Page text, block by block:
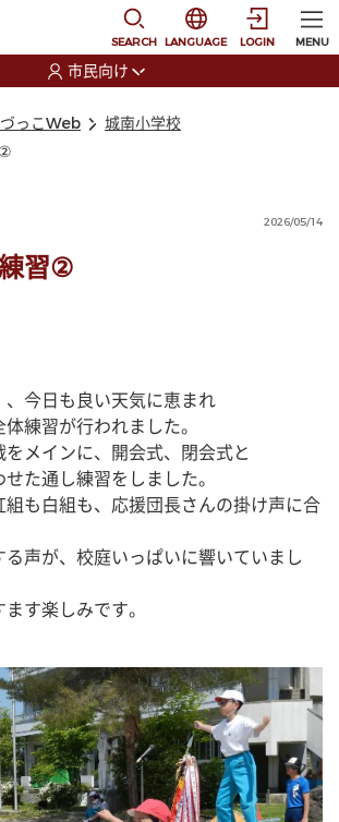
SEARCH
選択すると言語の切
LANGUAGE LOGIN MENU
市民向け
っこWeb
城南小学校
2026/05/14
習②
、今日も良い天気に恵まれ
練習が行われました。
メインに、開会式、閉会式と
た通し練習をしました。
組も白組も、応援団長さんの掛け声に合
声が、校庭いっぱいに響いていまし
す楽しみです。